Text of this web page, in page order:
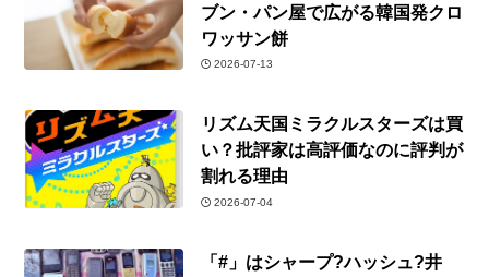
ブン・パン屋で広がる韓国発クロ
ワッサン餅
2026-07-13
リズム天国ミラクルスターズは買
い？批評家は高評価なのに評判が
割れる理由
2026-07-04
「#」はシャープ?ハッシュ?井